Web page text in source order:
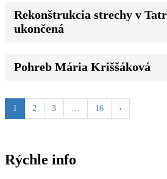
Rekonštrukcia strechy v
ukončená
Pohreb Mária Kriššáková
1 2 3 16 ›
Rýchle info